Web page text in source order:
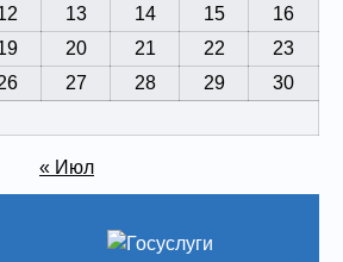
13 14 15
16
20 21 22
23
27 28 29
30
« Июл